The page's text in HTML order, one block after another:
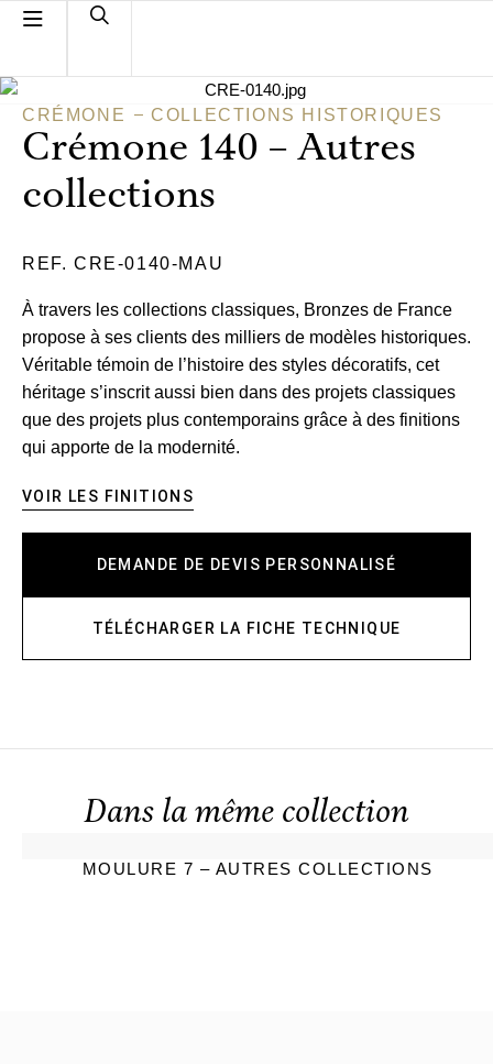
CRÉMONE COLLECTIONS HISTORIQUES
Crémone 140 – Autres
collections
REF. CRE-0140-MAU
À travers les collections classiques, Bronzes de France
propose à ses clients des milliers de modèles historiques.
Véritable témoin de l’histoire des styles décoratifs, cet
héritage s’inscrit aussi bien dans des projets classiques
que des projets plus contemporains grâce à des finitions
qui apporte de la modernité.
VOIR LES FINITIONS
DEMANDE DE DEVIS PERSONNALISÉ
TÉLÉCHARGER LA FICHE TECHNIQUE
Dans la même collection
MOULURE 7 – AUTRES COLLECTIONS